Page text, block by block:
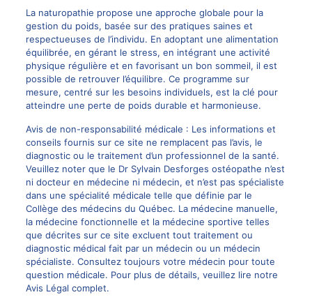
La naturopathie propose une approche globale pour la
gestion du poids, basée sur des pratiques saines et
respectueuses de l’individu. En adoptant une alimentation
équilibrée, en gérant le stress, en intégrant une activité
physique régulière et en favorisant un bon sommeil, il est
possible de retrouver l’équilibre. Ce programme sur
mesure, centré sur les besoins individuels, est la clé pour
atteindre une perte de poids durable et harmonieuse.
Avis de non-responsabilité médicale : Les informations et
conseils fournis sur ce site ne remplacent pas l’avis, le
diagnostic ou le traitement d’un professionnel de la santé.
Veuillez noter que le Dr Sylvain Desforges ostéopathe n’est
ni docteur en médecine ni médecin, et n’est pas spécialiste
dans une spécialité médicale telle que définie par le
Collège des médecins du Québec. La médecine manuelle,
la médecine fonctionnelle et la médecine sportive telles
que décrites sur ce site excluent tout traitement ou
diagnostic médical fait par un médecin ou un médecin
spécialiste. Consultez toujours votre médecin pour toute
question médicale. Pour plus de détails, veuillez lire notre
Avis Légal complet.